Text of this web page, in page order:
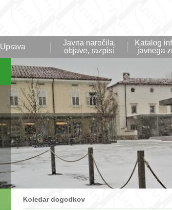
Uprava
Javna naročila,
objave, razpisi
Katalog
javnega
Koledar dogodkov